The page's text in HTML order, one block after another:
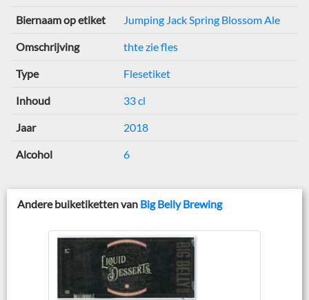
Biernaam op etiket Jumping Jack Spring Blossom Ale
Omschrijving thte zie fles
Type Flesetiket
Inhoud 33 cl
Jaar 2018
Alcohol 6
Andere buiketiketten van Big Belly Brewing